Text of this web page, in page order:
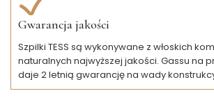
Gwarancja jakości
Szpilki TESS są wykonywane z włoskich
naturalnych najwyższej jakości. Gassu na
daje 2 letnią gwarancję na wady